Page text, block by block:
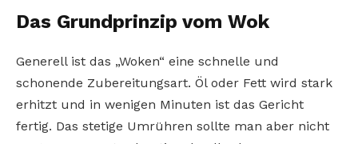
Das Grundprinzip vom Wok
Generell ist das „Woken“ eine schnelle und
schonende Zubereitungsart. Öl oder Fett wird stark
erhitzt und in wenigen Minuten ist das Gericht
fertig. Das stetige Umrühren sollte man aber nicht